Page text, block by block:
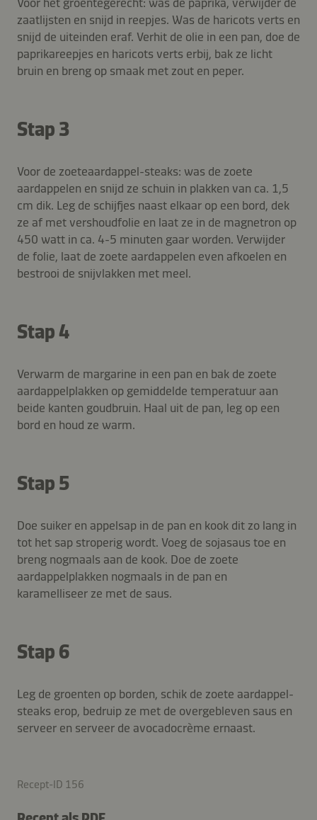
zaatlijsten en snijd in reepjes. Was de haricots verts en
snijd de uiteinden eraf. Verhit de olie in een pan, doe de
paprikareepjes en haricots verts erbij, bak ze licht
bruin en breng op smaak met zout en peper.
Stap 3
Voor de zoeteaardappel-steaks: was de zoete
aardappelen en snijd ze schuin in plakken van ca. 1,5
cm dik. Leg de schijfjes naast elkaar op een bord, dek
ze af met vershoudfolie en laat ze in de magnetron op
450 watt in ca. 4-5 minuten gaar worden. Verwijder
de folie, laat de zoete aardappelen even afkoelen en
bestrooi de snijvlakken met meel.
Stap 4
Verwarm de margarine in een pan en bak de zoete
aardappelplakken op gemiddelde temperatuur aan
beide kanten goudbruin. Haal uit de pan, leg op een
bord en houd ze warm.
Stap 5
Doe suiker en appelsap in de pan en kook dit zo lang in
tot het sap stroperig wordt. Voeg de sojasaus toe en
breng nogmaals aan de kook. Doe de zoete
aardappelplakken nogmaals in de pan en
karamelliseer ze met de saus.
Stap 6
Leg de groenten op borden, schik de zoete aardappel-
steaks erop, bedruip ze met de overgebleven saus en
serveer en serveer de avocadocrème ernaast.
Recept-ID 156